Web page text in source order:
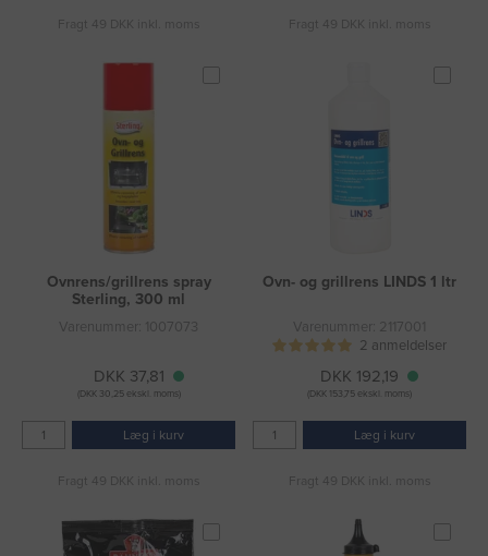
Fragt 49 DKK inkl. moms Fragt 49 DKK inkl. moms
Ovnrens/grillrens spray
Sterling, 300 ml
Varenummer: 1007073
DKK 37,81
(DKK 30,25 ekskl. moms)
Læg i kurv
Fragt 49 DKK inkl. moms
Ovn- og grillrens LINDS 1 ltr
Varenummer: 2117001
2 anmeldelser
DKK 192,19
(DKK 153,75 ekskl. moms)
Læg i kurv
Fragt 49 DKK inkl. moms